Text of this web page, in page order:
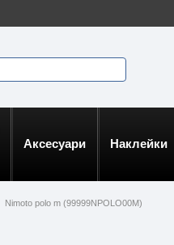
Аксесуари Наклейки
Nimoto polo m (99999NPOLO00M)